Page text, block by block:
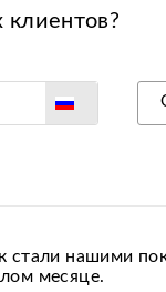
стали нашими
месяце.